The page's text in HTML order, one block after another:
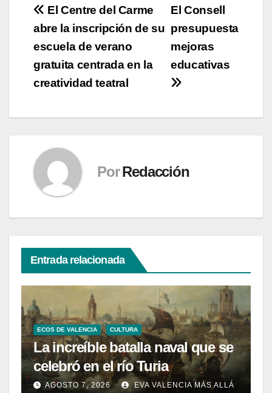
Navegación
de
entradas
El Consell
presupuesta
mejoras
educativas
El Centre del Carme
abre la inscripción de su
escuela de verano
gratuita centrada en la
creatividad teatral
Por Redacción
Entrada relacionada
ECOS DE VALENCIA CULTURA
La increíble batalla naval que se
celebró en el río Turia
AGOSTO 7, 2026 EVA VALENCIA MÁS ALLÁ